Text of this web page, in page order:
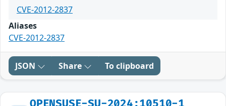
CVE-2012-2837
Aliases
CVE-2012-2837
JSON Share To clipboard